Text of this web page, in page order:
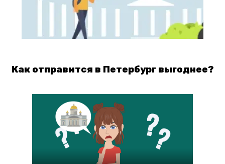
Как отправится в Петербург выгоднее?